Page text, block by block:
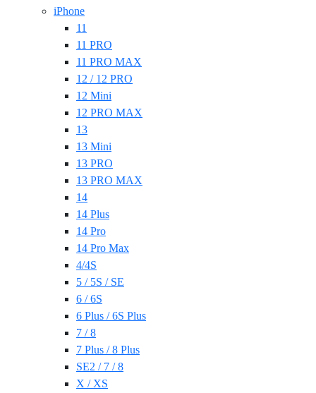
iPhone
11
11 PRO
11 PRO MAX
12 / 12 PRO
12 Mini
12 PRO MAX
13
13 Mini
13 PRO
13 PRO MAX
14
14 Plus
14 Pro
14 Pro Max
4/4S
5 / 5S / SE
6 / 6S
6 Plus / 6S Plus
7 / 8
7 Plus / 8 Plus
SE2 / 7 / 8
X / XS